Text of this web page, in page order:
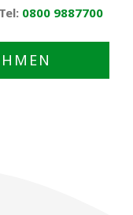
0800 9887700